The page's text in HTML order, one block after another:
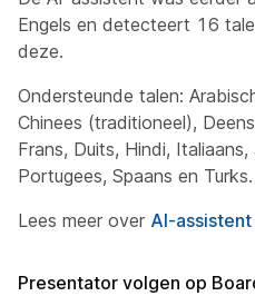
Engels en detecteert 16
deze.
Ondersteunde talen:
Chinees (traditioneel),
Frans, Duits, Hindi,
Portugees, Spaans en Turks.
Lees meer over AI-assistent
Presentator volgen op